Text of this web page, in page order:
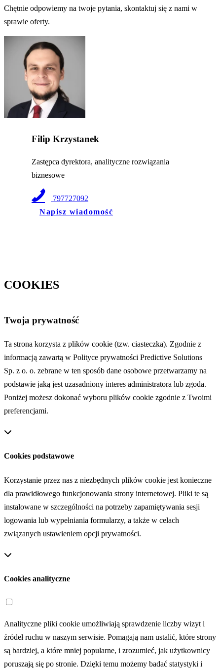
Chętnie odpowiemy na twoje pytania, skontaktuj się z nami w
sprawie oferty.
Filip Krzystanek
Zastępca dyrektora, analityczne rozwiązania
biznesowe
797727092
Napisz wiadomość
COOKIES
Twoja prywatność
Ta strona korzysta z plików cookie (tzw. ciasteczka). Zgodnie z
informacją zawartą w Polityce prywatności Predictive Solutions
Sp. z o. o. zebrane w ten sposób dane osobowe przetwarzamy na
podstawie jaką jest uzasadniony interes administratora lub zgoda.
Poniżej możesz dokonać wyboru plików cookie zgodnie z Twoimi
preferencjami.
Cookies podstawowe
Korzystanie przez nas z niezbędnych plików cookie jest konieczne
dla prawidłowego funkcjonowania strony internetowej. Pliki te są
instalowane w szczególności na potrzeby zapamiętywania sesji
logowania lub wypełniania formularzy, a także w celach
związanych ustawieniem opcji prywatności.
Cookies analityczne
Analityczne pliki cookie umożliwiają sprawdzenie liczby wizyt i
źródeł ruchu w naszym serwisie. Pomagają nam ustalić, które strony
są bardziej, a które mniej popularne, i zrozumieć, jak użytkownicy
poruszają się po stronie. Dzięki temu możemy badać statystyki i